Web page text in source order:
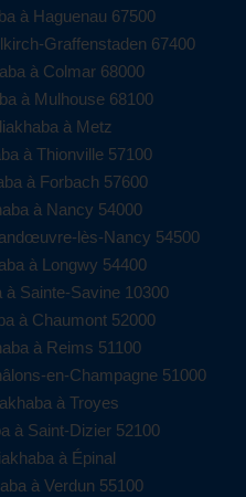
à Haguenau 67500
Graffenstaden 67400
à Colmar 68000
à Mulhouse 68100
à Metz
à Thionville 57100
à Forbach 57600
à Nancy 54000
lès-Nancy 54500
à Longwy 54400
Sainte-Savine 10300
à Chaumont 52000
à Reims 51100
en-Champagne 51000
à Troyes
à Saint-Dizier 52100
à Épinal
à Verdun 55100